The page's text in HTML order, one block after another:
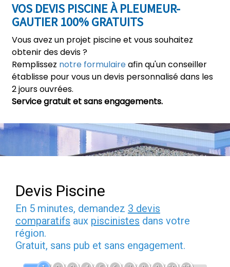
VOS DEVIS PISCINE À PLEUMEUR-
GAUTIER 100% GRATUITS
Vous avez un projet piscine et vous souhaitez
obtenir des devis ?
Remplissez notre formulaireafin qu'un conseiller
établisse pour vous un devis personnalisé dans les
2 jours ouvrées.
Service gratuit et sans engagements.
Devis Piscine
En 5 minutes, demandez 3 devis
comparatifs aux piscinistes dans votre
région.
Gratuit, sans pub et sans engagement.